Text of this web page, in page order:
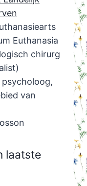
Euthanasia
chirurg
psycholoog,
van
laatste